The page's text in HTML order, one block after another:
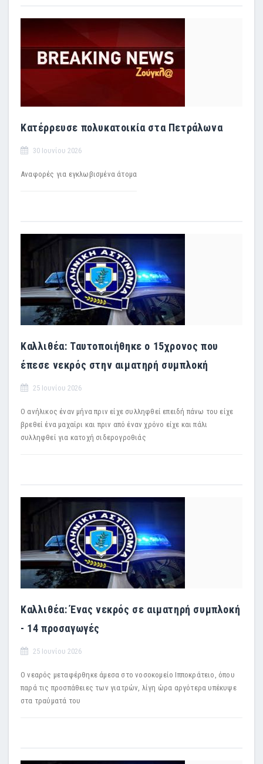
Κατέρρευσε πολυκατοικία στα Πετράλωνα
30 Ιουνίου 2026
Αναφορές για εγκλωβισμένα άτομα
Καλλιθέα: Ταυτοποιήθηκε ο 15χρονος που
έπεσε νεκρός στην αιματηρή συμπλοκή
25 Ιουνίου 2026
Ο ανήλικος έναν μήνα πριν είχε συλληφθεί επειδή πάνω του είχε
βρεθεί ένα μαχαίρι και πριν από έναν χρόνο είχε και πάλι
συλληφθεί για κατοχή σιδερογροθιάς
Καλλιθέα: Ένας νεκρός σε αιματηρή συμπλοκή
- 14 προσαγωγές
25 Ιουνίου 2026
Ο νεαρός μεταφέρθηκε άμεσα στο νοσοκομείο Ιπποκράτειο, όπου
παρά τις προσπάθειες των γιατρών, λίγη ώρα αργότερα υπέκυψε
στα τραύματά του